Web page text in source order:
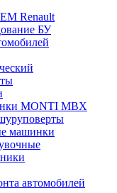
Renault
БУ
MONTI MBX
машинки
автомобилей